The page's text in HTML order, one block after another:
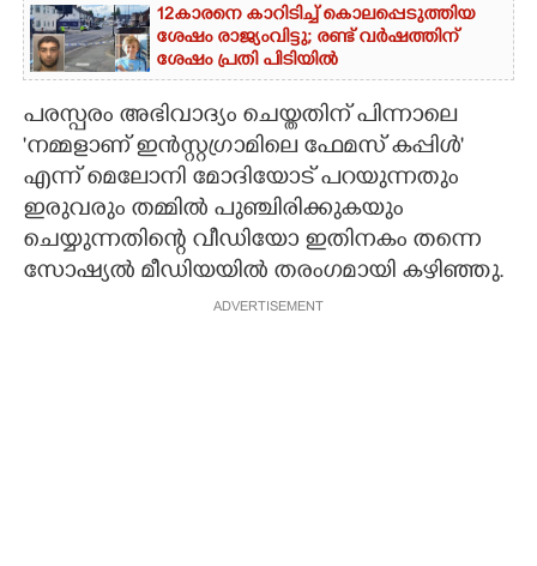
12കാരനെ കാറിടിച്ച് കൊലപ്പെടുത്തിയ
ശേഷം രാജ്യംവിട്ടു; രണ്ട് വർഷത്തിന്
ശേഷം പ്രതി പിടിയിൽ
പരസ്പരം അഭിവാദ്യം ചെയ്തതിന് പിന്നാലെ
'നമ്മളാണ് ഇന്‍സ്റ്റഗ്രാമിലെ ഫേമസ് കപ്പിള്‍'
എന്ന് മെലോനി മോദിയോട് പറയുന്നതും
ഇരുവരും തമ്മിൽ പുഞ്ചിരിക്കുകയും
ചെയ്യുന്നതിന്റെ വീഡിയോ ഇതിനകം തന്നെ
സോഷ്യൽ മീഡിയയിൽ തരംഗമായി കഴിഞ്ഞു.
ADVERTISEMENT